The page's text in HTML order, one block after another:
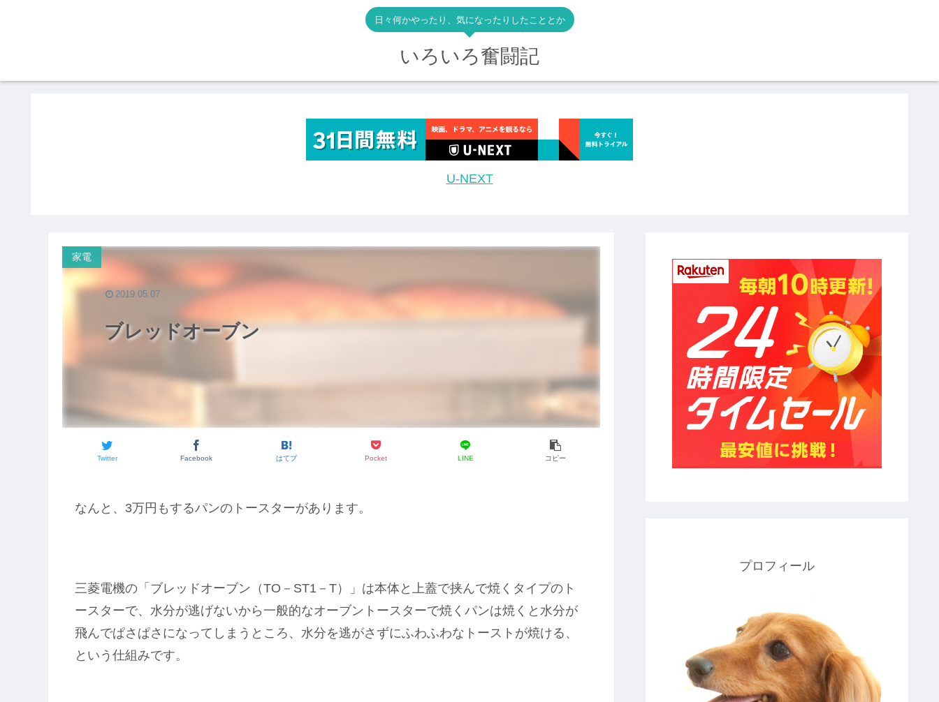
日々何かやったり、気になったりしたこととか
いろいろ奮闘記
U-NEXT
ブレッドオーブン
家電
Twitter Facebook はてブ Pocket LINE コピー
2019.05.07
なんと、3万円もするパンのトースターがあります。
三菱電機の「ブレッドオーブン（TO－ST1－T）」は本体と上蓋で挟んで焼くタイプのト
ースターで、水分が逃げないから一般的なオーブントースターで焼くパンは焼くと水分が
飛んでぱさぱさになってしまうところ、水分を逃がさずにふわふわなトーストが焼ける、
という仕組みです。
プロフィール